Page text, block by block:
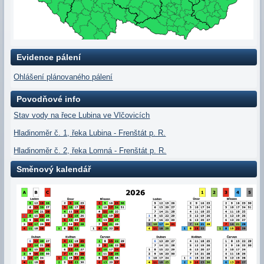
Evidence pálení
Ohlášení plánovaného pálení
Povodňové info
Stav vody na řece Lubina ve Vlčovicích
Hladinoměr č. 1, řeka Lubina - Frenštát p. R.
Hladinoměr č. 2, řeka Lomná - Frenštát p. R.
Směnový kalendář